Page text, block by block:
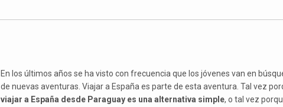
En los últimos años se ha visto con frecuencia que los jóvenes van en
de nuevas aventuras. Viajar a España es parte de esta aventura. Tal vez
viajar a España desde Paraguay es una alternativa simple, o tal vez